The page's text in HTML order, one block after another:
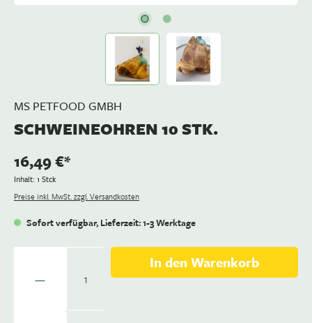
MS PETFOOD GMBH
SCHWEINEOHREN 10 STK.
16,49 €*
Inhalt: 1 Stck
Preise inkl. MwSt. zzgl. Versandkosten
Sofort verfügbar, Lieferzeit: 1-3 Werktage
In den Warenkorb